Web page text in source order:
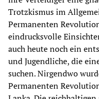
Trotzkismus im
Permanenten
eindrucksvolle
auch heute noch ein
und Jugendliche, die
suchen. Nirgendwo
Permanenten